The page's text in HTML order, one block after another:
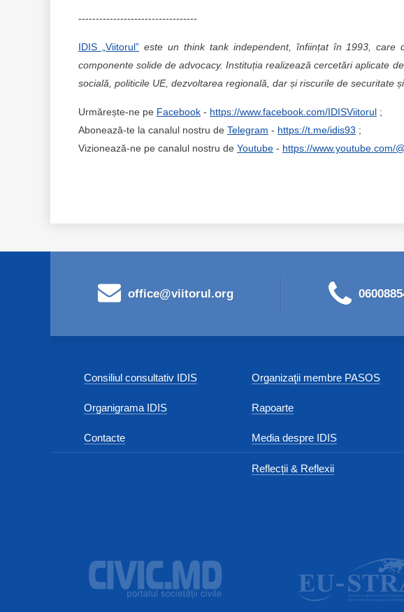
----------------------------------
IDIS „Viitorul” este un think tank independent, înființat în 1993, care
componente solide de advocacy. Instituția realizează cercetări aplicate
socială, politicile UE, dezvoltarea regională, dar și riscurile de securitate
Urmărește-ne pe Facebook - https://www.facebook.com/IDISViitorul ;
Abonează-te la canalul nostru de Telegram - https://t.me/idis93 ;
Vizionează-ne pe canalul nostru de Youtube - https://www.youtube.com/
office@viitorul.org
Consiliul consultativ IDIS
Organigrama IDIS
Contacte
Organizaţii membre PASOS
Rapoarte
Media despre IDIS
Reflecții & Reflexii